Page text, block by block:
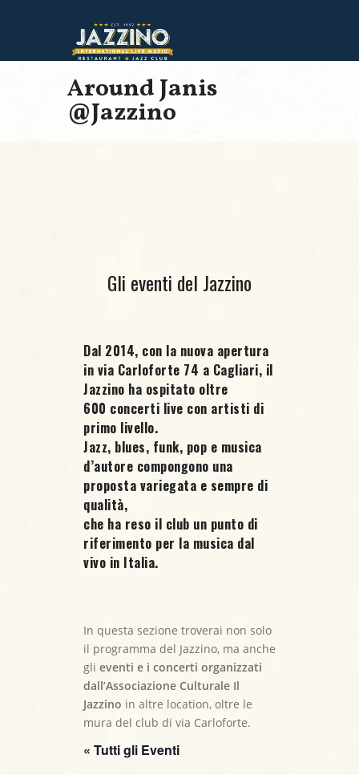
Around Janis
@Jazzino
Gli eventi del Jazzino
Dal 2014, con la nuova apertura
in via Carloforte 74 a Cagliari, il
Jazzino ha ospitato oltre
600 concerti live con artisti di
primo livello.
Jazz, blues, funk, pop e musica
d’autore compongono una
proposta variegata e sempre di
qualità,
che ha reso il club un punto di
riferimento per la musica dal
vivo in Italia.
In questa sezione troverai non solo
il programma del Jazzino, ma anche
gli eventi e i concerti organizzati
dall’Associazione Culturale Il
Jazzino in altre location, oltre le
mura del club di via Carloforte.
« Tutti gli Eventi